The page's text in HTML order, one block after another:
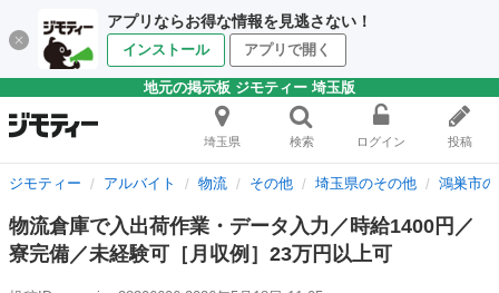
アプリならお得な情報を見逃さない！
インストール アプリで開く
地元の掲示板 ジモティー 埼玉版
埼玉県 検索 ログイン 投稿
ジモティー アルバイト 物流 その他 埼玉県のその他 鴻巣市
物流倉庫で入出荷作業・データ入力／時給1400円／
寮完備／未経験可［月収例］23万円以上可